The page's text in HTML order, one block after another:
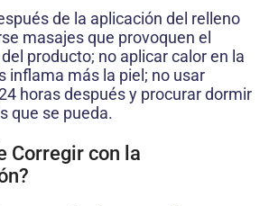
de la aplicación del relleno
masajes que provoquen el
producto; no aplicar calor en la
inflama más la piel; no usar
horas después y procurar dormir
que se pueda.
Corregir con la